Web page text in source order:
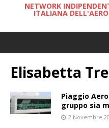
NETWORK
ITALIANA
Elisabetta
Piaggio
gruppo sia
2 Novembre